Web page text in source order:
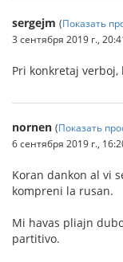
sergejm (Показать
3 сентября 2019 г.,
Pri konkretaj
nornen (Показать
6 сентября 2019 г.,
Koran dankon al vi
kompreni la rusan.
Mi havas pliajn
partitivo.